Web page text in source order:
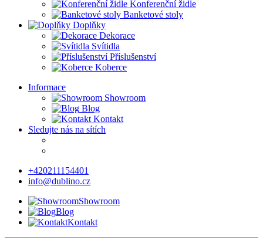
Konferenční židle
Banketové stoly
Doplňky
Dekorace
Svítidla
Příslušenství
Koberce
Informace
Showroom
Blog
Kontakt
Sledujte nás na sítích
+420211154401
info@dublino.cz
Showroom
Blog
Kontakt